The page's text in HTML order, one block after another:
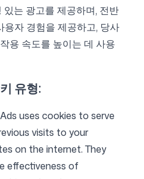
는 광고를 제공하며, 전반
용자 경험을 제공하고, 당사
용 속도를 높이는 데 사용
유형:
uses cookies to serve
visits to your
on the internet. They
effectiveness of